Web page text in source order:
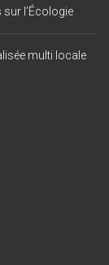
sur l’Écologie
multi locale